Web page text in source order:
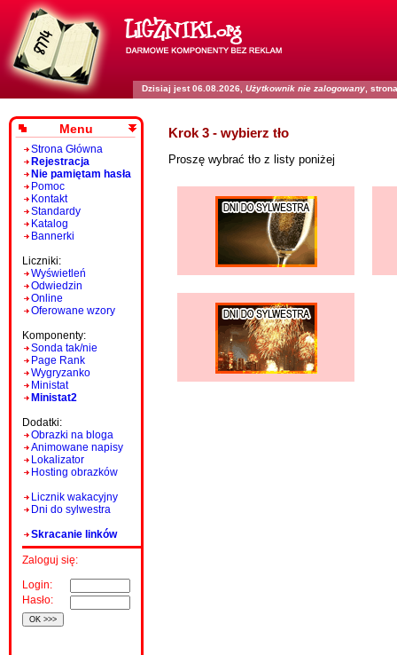
Dzisiaj jest 06.08.2026, Użytkownik nie zalogowany ,
Menu
Strona Główna
Rejestracja
Nie pamiętam hasła
Pomoc
Kontakt
Standardy
Katalog
Bannerki
Liczniki:
Wyświetleń
Odwiedzin
Online
Oferowane wzory
Komponenty:
Sonda tak/nie
Page Rank
Wygryzanko
Ministat
Ministat2
Dodatki:
Obrazki na bloga
Animowane napisy
Lokalizator
Hosting obrazków
Licznik wakacyjny
Dni do sylwestra
Skracanie linków
Zaloguj się:
Login:
Hasło:
Krok 3 - wybierz tło
Proszę wybrać tło z listy poniżej